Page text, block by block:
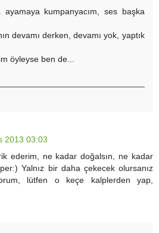
kumpanyacım, ses başka
devamı derken, devamı yok, yaptık
öyleyse ben de...
2013 03:03
ederim, ne kadar doğalsın, ne kadar
Yalnız bir daha çekecek olursanız
lütfen o keçe kalplerden yap,